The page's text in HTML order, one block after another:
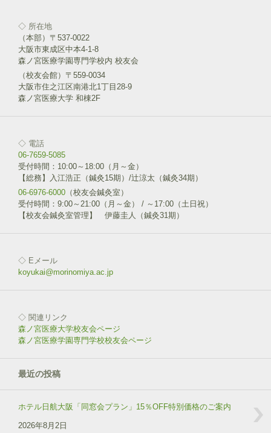
ま
す
)
ク
リ
ッ
ク
し
て
T
w
i
t
e
(
し
い
ウ
ィ
ン
ド
ウ
開
す
)
a
c
e
b
o
o
k
で
共
す
ッ
ク
し
て
く
だ
さ
い
新
ン
ド
ウ
す
)
◇ 所在地
（本部）〒537-0022
大阪市東成区中本4-1-8
森ノ宮医療学園専門学校内 校友会
（校友会館）〒559-0034
大阪市住之江区南港北1丁目28-9
森ノ宮医療大学 和棟2F
◇ 電話
06-7659-5085
受付時間：10:00～18:00（月～金）
【総務】入江浩正（鍼灸15期）/辻涼太（鍼灸34期）
06-6976-6000 （校友会鍼灸室）
受付時間：9:00～21:00（月～金） / ～17:00（土日祝）
【校友会鍼灸室管理】 伊藤圭人（鍼灸31期）
◇ Eメール
koyukai@morinomiya.ac.jp
◇ 関連リンク
森ノ宮医療大学校友会ページ
森ノ宮医療学園専門学校校友会ページ
最近の投稿
ホテル日航大阪「同窓会プラン」15％OFF特別価格のご案内
2026年8月2日